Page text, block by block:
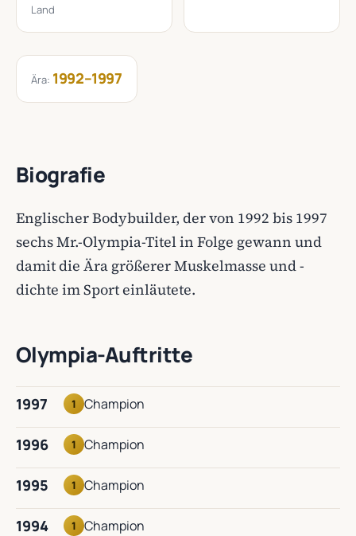
Land
Ära: 1992–1997
Biografie
Englischer Bodybuilder, der von 1992 bis 1997
sechs Mr.-Olympia-Titel in Folge gewann und
damit die Ära größerer Muskelmasse und -
dichte im Sport einläutete.
Olympia-Auftritte
1997 1 Champion
1996 1 Champion
1995 1 Champion
1994 1 Champion